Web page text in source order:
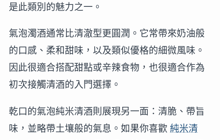
是此類別的魅力之一。
氣泡濁酒通常比清澈型更圓潤。它常帶來奶油般
的口感、柔和甜味，以及類似優格的細微風味。
因此很適合搭配甜點或辛辣食物，也很適合作為
初次接觸清酒的入門選擇。
乾口的氣泡純米清酒則展現另一面：清脆、帶旨
味，並略帶土壤般的氣息。如果你喜歡 純米清